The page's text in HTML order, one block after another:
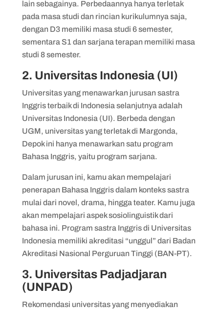
lain sebagainya. Perbedaannya hanya terletak
pada masa studi dan rincian kurikulumnya saja,
dengan D3 memiliki masa studi 6 semester,
sementara S1 dan sarjana terapan memiliki masa
studi 8 semester.
2. Universitas Indonesia (UI)
Universitas yang menawarkan jurusan sastra
Inggris terbaik di Indonesia selanjutnya adalah
Universitas Indonesia (UI). Berbeda dengan
UGM, universitas yang terletak di Margonda,
Depok ini hanya menawarkan satu program
Bahasa Inggris, yaitu program sarjana.
Dalam jurusan ini, kamu akan mempelajari
penerapan Bahasa Inggris dalam konteks sastra
mulai dari novel, drama, hingga teater. Kamu juga
akan mempelajari aspek sosiolinguistik dari
bahasa ini. Program sastra Inggris di Universitas
Indonesia memiliki akreditasi “unggul” dari Badan
Akreditasi Nasional Perguruan Tinggi (BAN-PT).
3. Universitas Padjadjaran
(UNPAD)
Rekomendasi universitas yang menyediakan